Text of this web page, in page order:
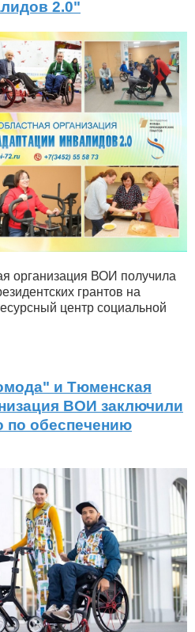
2.0"
организация ВОИ получила
грантов на
центр социальной
и Тюменская
ВОИ заключили
по обеспечению